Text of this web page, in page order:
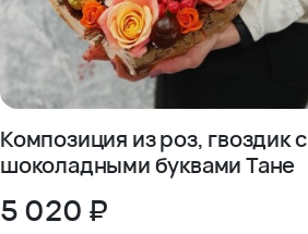
Композиция из роз, гвоздик с
шоколадными буквами Тане
5 020 ₽